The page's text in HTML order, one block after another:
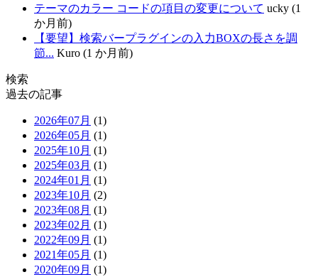
テーマのカラー コードの項目の変更について ucky (1
か月前)
【要望】検索バープラグインの入力BOXの長さを調
節... Kuro (1 か月前)
検索
過去の記事
2026年07月 (1)
2026年05月 (1)
2025年10月 (1)
2025年03月 (1)
2024年01月 (1)
2023年10月 (2)
2023年08月 (1)
2023年02月 (1)
2022年09月 (1)
2021年05月 (1)
2020年09月 (1)